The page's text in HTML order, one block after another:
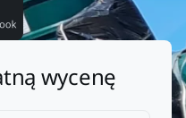
wycenę